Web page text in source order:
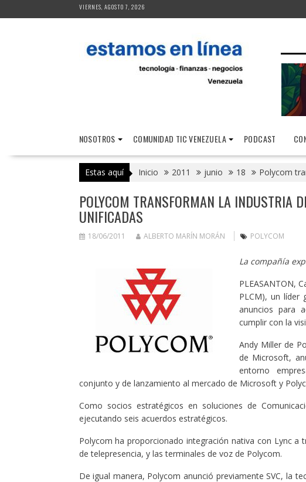
al
VIERNES, AGOSTO 7, 2026
NOSOTROS COMUNIDAD TIC VENEZUELA PODCAST
Estas aquí Inicio 2011 junio 18 Polycom
POLYCOM TRANSFORMAN LA INDUSTRIA
UNIFICADAS
18/06/2011 ALBERTO MARÍN MORÁN POLYCOM
La compañía
PLEASANTON,
PLCM), un líder
anuncios para
cumplir con la
Andy Miller de
de Microsoft,
entorno
conjunto y de lanzamiento al mercado de Microsoft y
Como socios estratégicos en soluciones de
ejecutando seis acuerdos estratégicos.
Polycom ha proporcionado integración nativa con Lync a
de telepresencia, y las terminales de voz de Polycom.
De igual manera, Polycom anunció previamente SVC, la